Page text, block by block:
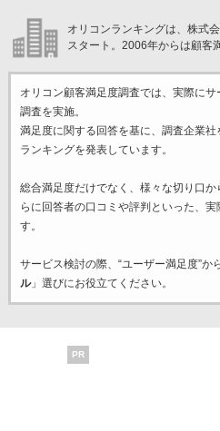
オリコンランキングは、株式
スタート。2006年からは顧客
オリコン顧客満足度調査では、実際にサ
調査を実施。
満足度に関する回答を基に、調査企業社
ランキングを発表しています。
総合満足度だけでなく、様々な切り口か
らに回答者の口コミや評判といった、
す。
サービス検討の際、“ユーザー満足度”か
ル」選びにお役立てください。
PR